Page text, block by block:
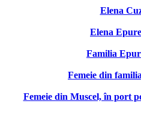
Elena
Elena
Familia
Femeie din
Femeie din Muscel, în port